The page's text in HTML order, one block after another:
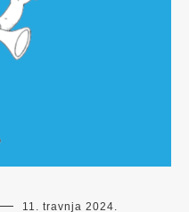
11. travnja 2024.